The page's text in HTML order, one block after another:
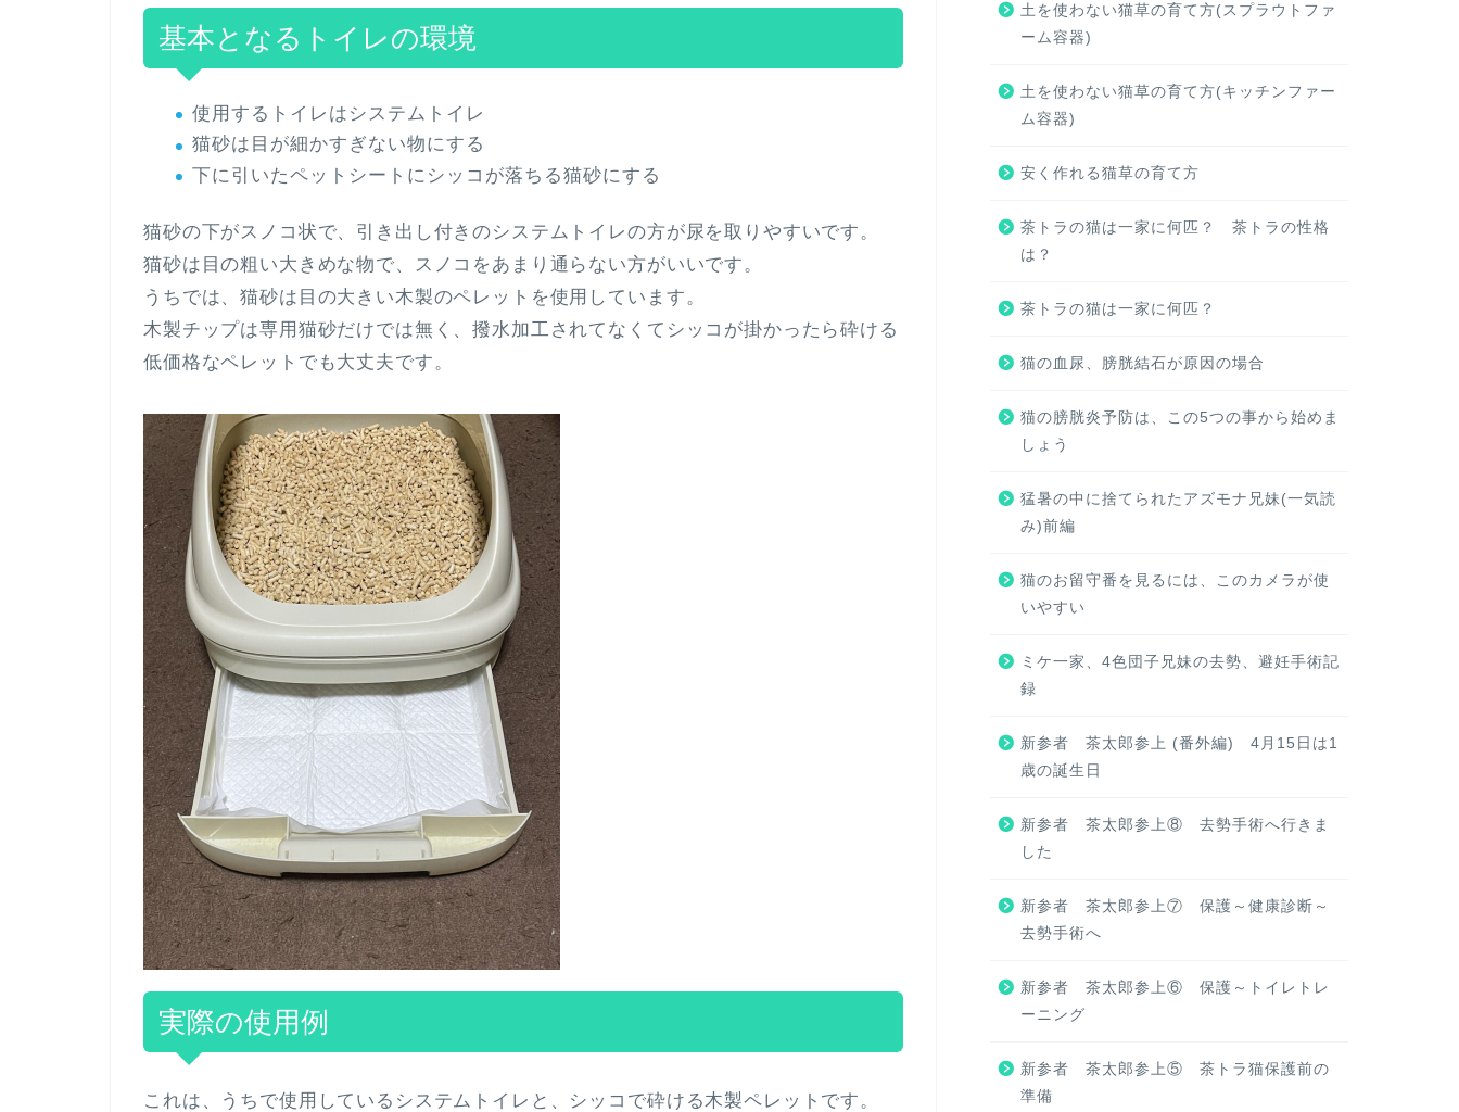
基本となるトイレの環境
使用するトイレはシステムトイレ
猫砂は目が細かすぎない物にする
下に引いたペットシートにシッコが落ちる猫砂にする
猫砂の下がスノコ状で、引き出し付きのシステムトイレの方が尿を取りやすいです。
猫砂は目の粗い大きめな物で、スノコをあまり通らない方がいいです。
うちでは、猫砂は目の大きい木製のペレットを使用しています。
木製チップは専用猫砂だけでは無く、撥水加工されてなくてシッコが掛かったら砕ける
低価格なペレットでも大丈夫です。
実際の使用例
これは、うちで使用しているシステムトイレと、シッコで砕ける木製ペレットです。
土を使わない猫草の育て方(スプラウトファ
ーム容器)
土を使わない猫草の育て方(キッチンファー
ム容器)
安く作れる猫草の育て方
茶トラの猫は一家に何匹？ 茶トラの性格
は？
茶トラの猫は一家に何匹？
猫の血尿、膀胱結石が原因の場合
猫の膀胱炎予防は、この5つの事から始めま
しょう
猛暑の中に捨てられたアズモナ兄妹(一気読
み)前編
猫のお留守番を見るには、このカメラが使
いやすい
ミケ一家、4色団子兄妹の去勢、避妊手術記
録
新参者 茶太郎参上 (番外編) 4月15日は1
歳の誕生日
新参者 茶太郎参上⑧ 去勢手術へ行きま
した
新参者 茶太郎参上⑦ 保護～健康診断～
去勢手術へ
新参者 茶太郎参上⑥ 保護～トイレトレ
ーニング
新参者 茶太郎参上⑤ 茶トラ猫保護前の
準備